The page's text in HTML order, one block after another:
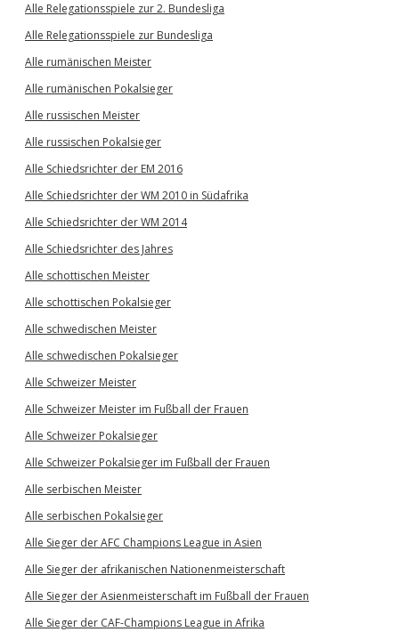
Alle Relegationsspiele zur 2. Bundesliga
Alle Relegationsspiele zur Bundesliga
Alle rumänischen Meister
Alle rumänischen Pokalsieger
Alle russischen Meister
Alle russischen Pokalsieger
Alle Schiedsrichter der EM 2016
Alle Schiedsrichter der WM 2010 in Südafrika
Alle Schiedsrichter der WM 2014
Alle Schiedsrichter des Jahres
Alle schottischen Meister
Alle schottischen Pokalsieger
Alle schwedischen Meister
Alle schwedischen Pokalsieger
Alle Schweizer Meister
Alle Schweizer Meister im Fußball der Frauen
Alle Schweizer Pokalsieger
Alle Schweizer Pokalsieger im Fußball der Frauen
Alle serbischen Meister
Alle serbischen Pokalsieger
Alle Sieger der AFC Champions League in Asien
Alle Sieger der afrikanischen Nationenmeisterschaft
Alle Sieger der Asienmeisterschaft im Fußball der Frauen
Alle Sieger der CAF-Champions League in Afrika